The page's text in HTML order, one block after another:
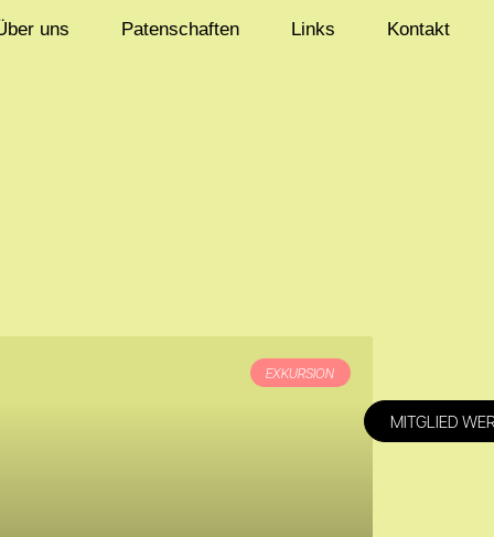
uns Patenschaften Links Kontakt
MITGLIED
EXKURSION